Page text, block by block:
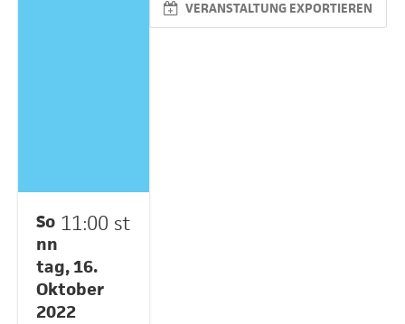
VERANSTALTUNG EXPORTIEREN
11:00 st
So
nn
tag, 16.
Oktober
2022